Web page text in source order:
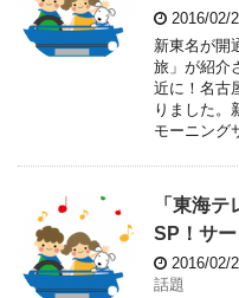
2016/02/
新東名が開
旅」が紹介
近に！名古
りました。
モーニング
「東海
SP！サ
2016/02/
話題